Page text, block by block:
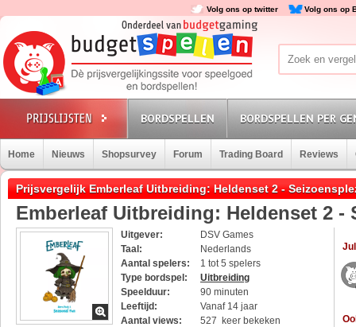
Volg ons op twitter Volg ons op
BORDSPELLEN BORDSPELLEN PER
Home Nieuws Shopsurvey Forum Trading Board Reviews
Prijsvergelijk Emberleaf Uitbreiding: Heldenset 2 -
Emberleaf Uitbreiding: Heldenset 2 -
Uitgever:
DSV Games
Taal:
Nederlands
Aantal spelers:
1 tot 5 spelers
Type bordspel:
Uitbreiding
Speelduur:
90 minuten
Leeftijd:
Vanaf 14 jaar
Aantal views:
527 keer bekeken